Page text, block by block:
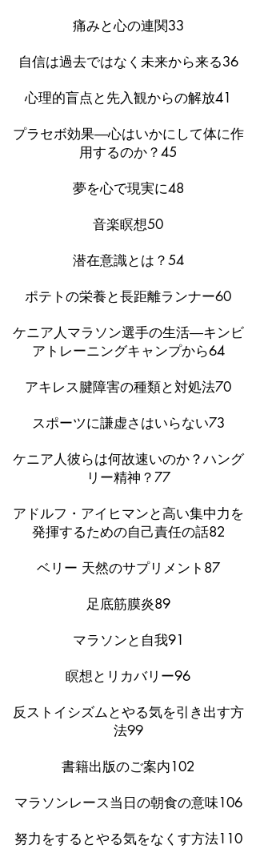
痛みと心の連関33
自信は過去ではなく未来から来る36
心理的盲点と先入観からの解放41
プラセボ効果―心はいかにして体に作
用するのか？45
夢を心で現実に48
音楽瞑想50
潜在意識とは？54
ポテトの栄養と長距離ランナー60
ケニア人マラソン選手の生活―キンビ
アトレーニングキャンプから64
アキレス腱障害の種類と対処法70
スポーツに謙虚さはいらない73
ケニア人彼らは何故速いのか？ハング
リー精神？77
アドルフ・アイヒマンと高い集中力を
発揮するための自己責任の話82
ベリー 天然のサプリメント87
足底筋膜炎89
マラソンと自我91
瞑想とリカバリー96
反ストイシズムとやる気を引き出す方
法99
書籍出版のご案内102
マラソンレース当日の朝食の意味106
努力をするとやる気をなくす方法110